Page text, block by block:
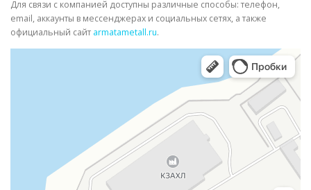
Для связи с компанией доступны различные способы: телефон,
email, аккаунты в мессенджерах и социальных сетях, а также
официальный сайт armatametall.ru.